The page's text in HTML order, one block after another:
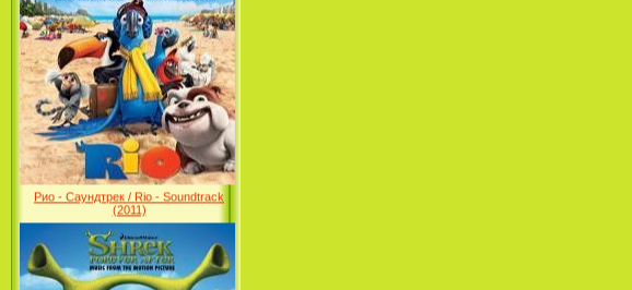
Наша Маша и Волшебный
Орех (2009)
Шрек: Караоке-вечеринка
Шрека на болоте / Shrek in the
Swamp Karaoke Dance Party
(2001)
Рио - Саундтрек / Rio - Soundtrack
(2011)